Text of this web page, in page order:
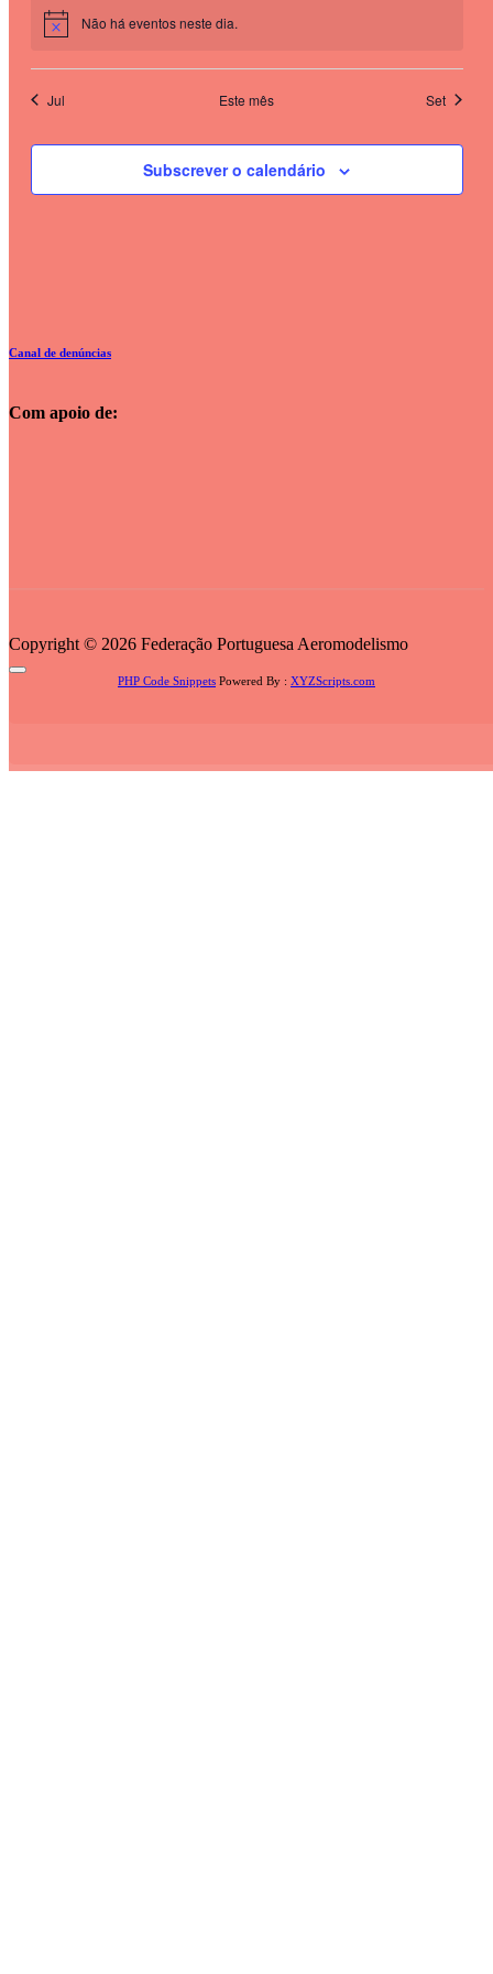
Não há eventos neste dia.
Jul Este mês Set
Subscrever o calendário
Canal de denúncias
Com apoio de:
Copyright © 2026 Federação Portuguesa Aeromodelismo
PHP Code Snippets Powered By : XYZScripts.com